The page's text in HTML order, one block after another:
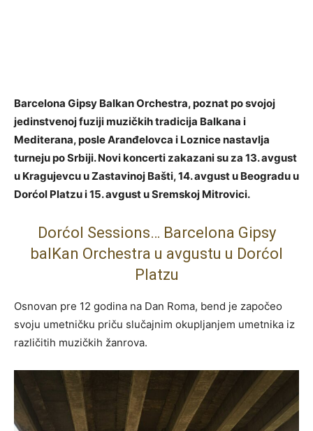
Barcelona Gipsy Balkan Orchestra, poznat po svojoj
jedinstvenoj fuziji muzičkih tradicija Balkana i
Mediterana, posle Aranđelovca i Loznice nastavlja
turneju po Srbiji. Novi koncerti zakazani su za 13. avgust
u Kragujevcu u Zastavinoj Bašti, 14. avgust u Beogradu u
Dorćol Platzu i 15. avgust u Sremskoj Mitrovici.
Dorćol Sessions… Barcelona Gipsy
balKan Orchestra u avgustu u Dorćol
Platzu
Osnovan pre 12 godina na Dan Roma, bend je započeo
svoju umetničku priču slučajnim okupljanjem umetnika iz
različitih muzičkih žanrova.